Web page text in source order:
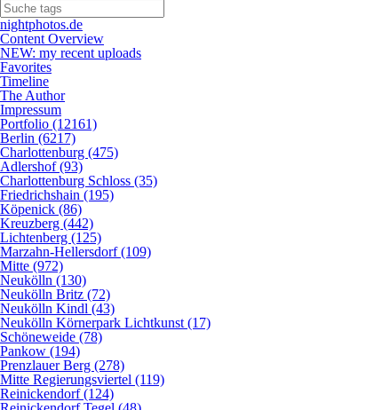
nightphotos.de
Content Overview
NEW: my recent uploads
Favorites
Timeline
The Author
Impressum
Portfolio (12161)
Berlin (6217)
Charlottenburg (475)
Adlershof (93)
Charlottenburg Schloss (35)
Friedrichshain (195)
Köpenick (86)
Kreuzberg (442)
Lichtenberg (125)
Marzahn-Hellersdorf (109)
Mitte (972)
Neukölln (130)
Neukölln Britz (72)
Neukölln Kindl (43)
Neukölln Körnerpark Lichtkunst (17)
Schöneweide (78)
Pankow (194)
Prenzlauer Berg (278)
Mitte Regierungsviertel (119)
Reinickendorf (124)